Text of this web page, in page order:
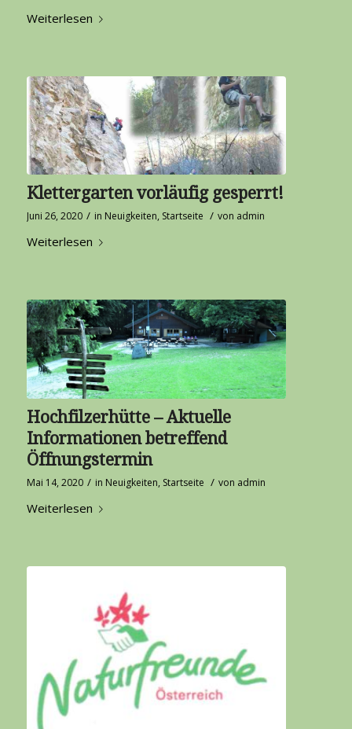
Weiterlesen
Klettergarten vorläufig gesperrt!
Juni 26, 2020 / in Neuigkeiten, Startseite / von admin
Weiterlesen
Hochfilzerhütte – Aktuelle
Informationen betreffend
Öffnungstermin
Mai 14, 2020 / in Neuigkeiten, Startseite / von admin
Weiterlesen